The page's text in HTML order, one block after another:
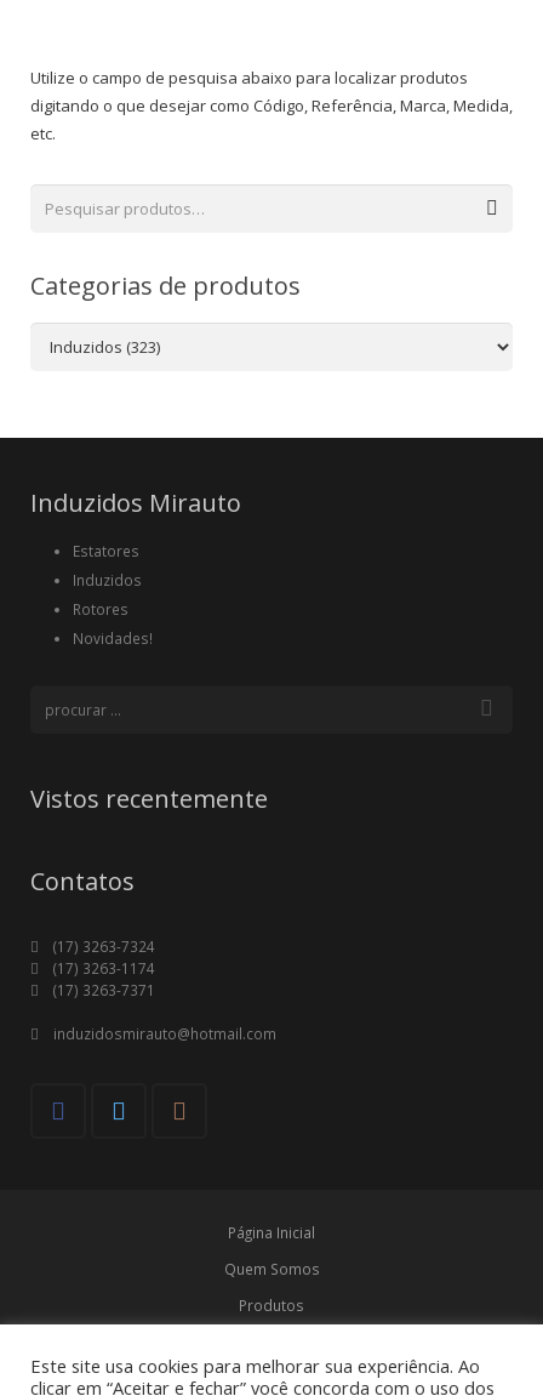
Utilize o campo de pesquisa abaixo para localizar produtos
digitando o que desejar como Código, Referência, Marca, Medida,
etc.
Categorias de produtos
Induzidos Mirauto
Estatores
Induzidos
Rotores
Novidades!
Vistos recentemente
Contatos
(17) 3263-7324
(17) 3263-1174
(17) 3263-7371
induzidosmirauto@hotmail.com
Página Inicial
Quem Somos
Produtos
Contato
Este site usa cookies para melhorar sua experiência. Ao
clicar em “Aceitar e fechar” você concorda com o uso dos